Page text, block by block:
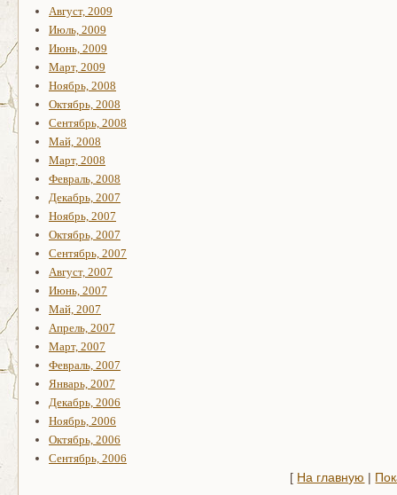
Август, 2009
Июль, 2009
Июнь, 2009
Март, 2009
Ноябрь, 2008
Октябрь, 2008
Сентябрь, 2008
Май, 2008
Март, 2008
Февраль, 2008
Декабрь, 2007
Ноябрь, 2007
Октябрь, 2007
Сентябрь, 2007
Август, 2007
Июнь, 2007
Май, 2007
Апрель, 2007
Март, 2007
Февраль, 2007
Январь, 2007
Декабрь, 2006
Ноябрь, 2006
Октябрь, 2006
Сентябрь, 2006
[ На главную |